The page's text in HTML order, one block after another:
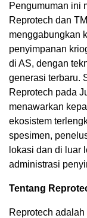
Pengumuman ini
Reprotech dan
menggabungkan
penyimpanan
di AS, dengan
generasi terbaru.
Reprotech pada
menawarkan
ekosistem
spesimen,
lokasi dan di luar
administrasi
Tentang
Reprotech